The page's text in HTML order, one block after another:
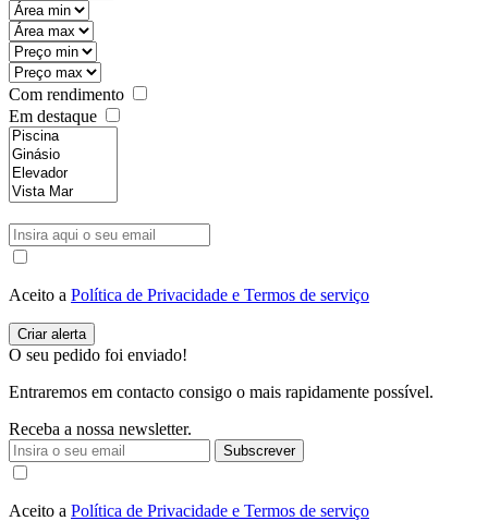
Com rendimento
Em destaque
Aceito a Política de Privacidade e Termos de serviço
O seu pedido foi enviado!
Entraremos em contacto consigo o mais rapidamente possível.
Receba a nossa newsletter.
Subscrever
Aceito a Política de Privacidade e Termos de serviço